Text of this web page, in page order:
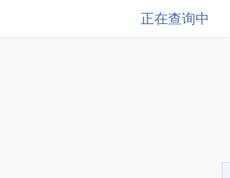
正在查询中